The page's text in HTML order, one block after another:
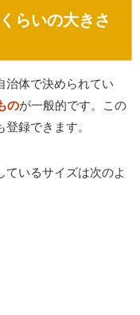
らいの大きさ
治体で決められてい
のが一般的です。この
録できます。
ているサイズは次のよ